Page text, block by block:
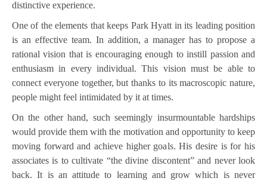
distinctive experience.
One of the elements that keeps Park Hyatt in its leading position
is an effective team. In addition, a manager has to propose a
rational vision that is encouraging enough to instill passion and
enthusiasm in every individual. This vision must be able to
connect everyone together, but thanks to its macroscopic nature,
people might feel intimidated by it at times.
On the other hand, such seemingly insurmountable hardships
would provide them with the motivation and opportunity to keep
moving forward and achieve higher goals. His desire is for his
associates is to cultivate “the divine discontent” and never look
back. It is an attitude to learning and grow which is never